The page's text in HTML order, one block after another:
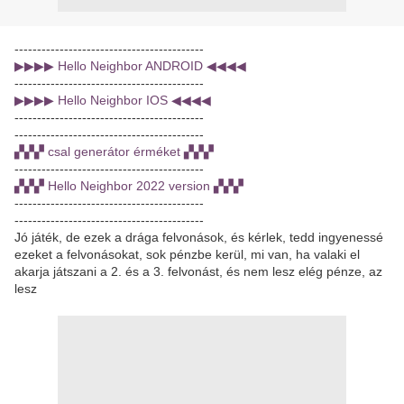
------------------------------------------
▶▶▶▶ Hello Neighbor ANDROID ◀◀◀◀
------------------------------------------
▶▶▶▶ Hello Neighbor IOS ◀◀◀◀
------------------------------------------
------------------------------------------
▞▞▞ csal generátor érméket ▞▞▞
------------------------------------------
▞▞▞ Hello Neighbor 2022 version ▞▞▞
------------------------------------------
------------------------------------------
Jó játék, de ezek a drága felvonások, és kérlek, tedd ingyenessé
ezeket a felvonásokat, sok pénzbe kerül, mi van, ha valaki el
akarja játszani a 2. és a 3. felvonást, és nem lesz elég pénze, az
lesz